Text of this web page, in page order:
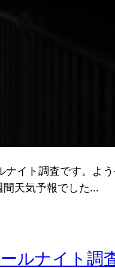
ナイト調査です。よ
間天気予報でした…
ルナイト調